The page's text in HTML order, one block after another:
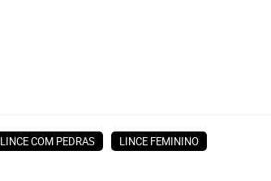
LINCE COM PEDRAS LINCE FEMININO